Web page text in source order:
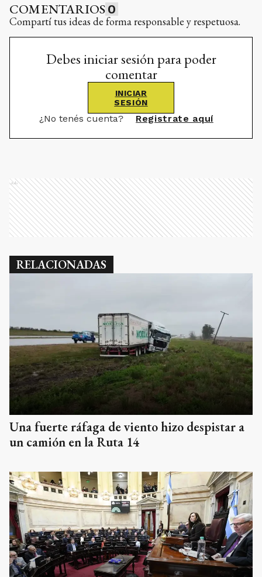
COMENTARIOS 0
Compartí tus ideas de forma responsable y respetuosa.
Debes iniciar sesión para poder
comentar
INICIAR
SESIÓN
¿No tenés cuenta? Registrate aquí
Ads
RELACIONADAS
Una fuerte ráfaga de viento hizo despistar a
un camión en la Ruta 14